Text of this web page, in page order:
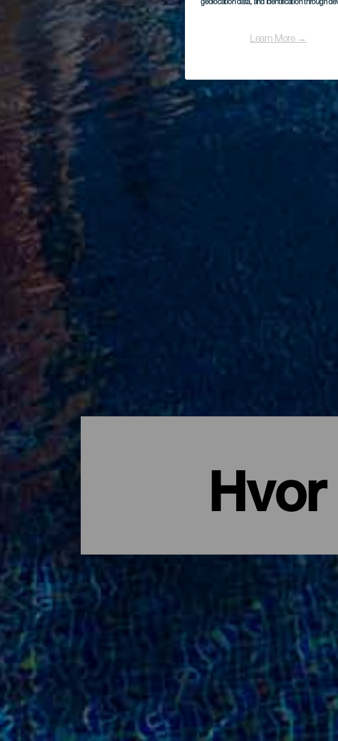
geolocation data, and identification through
Learn More →
Hoteller for enhver smak
En romantisk eskapade ved en uendelig strand, en
av, praktisere sport og sole deg. Du trenger ingen
alt er lagt til rette for at du skal være lykkelig. Et sted
overnattingstilbud tilpasset alle typer reisende. Enten du
som reiser rundt på egen hånd, enten du er en aktiv